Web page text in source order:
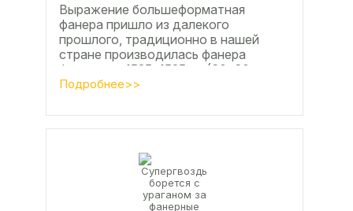
Выражение большеформатная
фанера пришло из далекого
прошлого, традиционно в нашей
стране производилась фанера
форматом 1525х1525мм (60х60
дюймов), форматы отличающиеся в
Подробнее>>